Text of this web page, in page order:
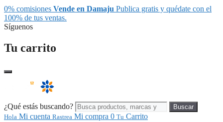
0% comisiones Vende en Damaju Publica gratis y quédate con el
100% de tus ventas.
Síguenos
Tu carrito
¿Qué estás buscando?
Buscar
Hola Mi cuenta Rastrea Mi compra 0 Tu Carrito